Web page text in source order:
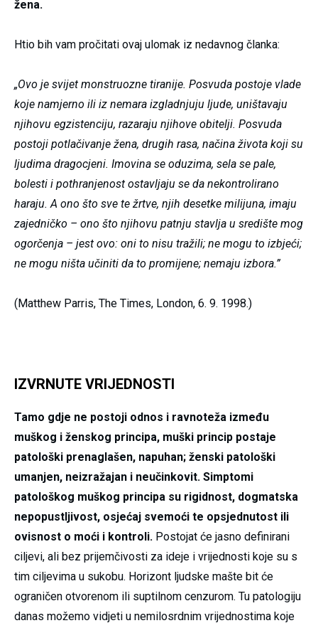
žena.
Htio bih vam pročitati ovaj ulomak iz nedavnog članka:
„Ovo je svijet monstruozne tiranije. Posvuda postoje vlade
koje namjerno ili iz nemara izgladnjuju ljude, uništavaju
njihovu egzistenciju, razaraju njihove obitelji. Posvuda
postoji potlačivanje žena, drugih rasa, načina života koji su
ljudima dragocjeni. Imovina se oduzima, sela se pale,
bolesti i pothranjenost ostavljaju se da nekontrolirano
haraju. A ono što sve te žrtve, njih desetke milijuna, imaju
zajedničko – ono što njihovu patnju stavlja u središte mog
ogorčenja – jest ovo: oni to nisu tražili; ne mogu to izbjeći;
ne mogu ništa učiniti da to promijene; nemaju izbora.”
(Matthew Parris, The Times, London, 6. 9. 1998.)
IZVRNUTE VRIJEDNOSTI
Tamo gdje ne postoji odnos i ravnoteža između
muškog i ženskog principa, muški princip postaje
patološki prenaglašen, napuhan; ženski patološki
umanjen, neizražajan i neučinkovit. Simptomi
patološkog muškog principa su rigidnost, dogmatska
nepopustljivost, osjećaj svemoći te opsjednutost ili
ovisnost o moći i kontroli. Postojat će jasno definirani
ciljevi, ali bez prijemčivosti za ideje i vrijednosti koje su s
tim ciljevima u sukobu. Horizont ljudske mašte bit će
ograničen otvorenom ili suptilnom cenzurom. Tu patologiju
danas možemo vidjeti u nemilosrdnim vrijednostima koje